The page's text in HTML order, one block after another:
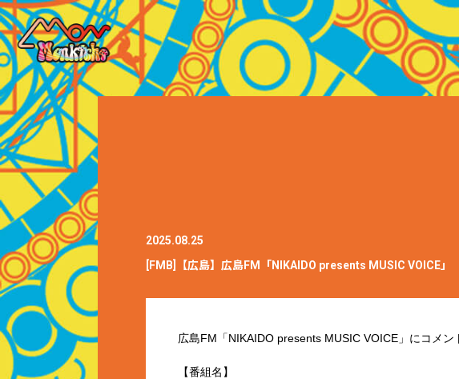
2025.08.25
[FMB]【広島】広島FM「NIKAIDO presents MUSIC VOICE」
広島FM「NIKAIDO presents MUSIC VOICE」にコメン
【番組名】